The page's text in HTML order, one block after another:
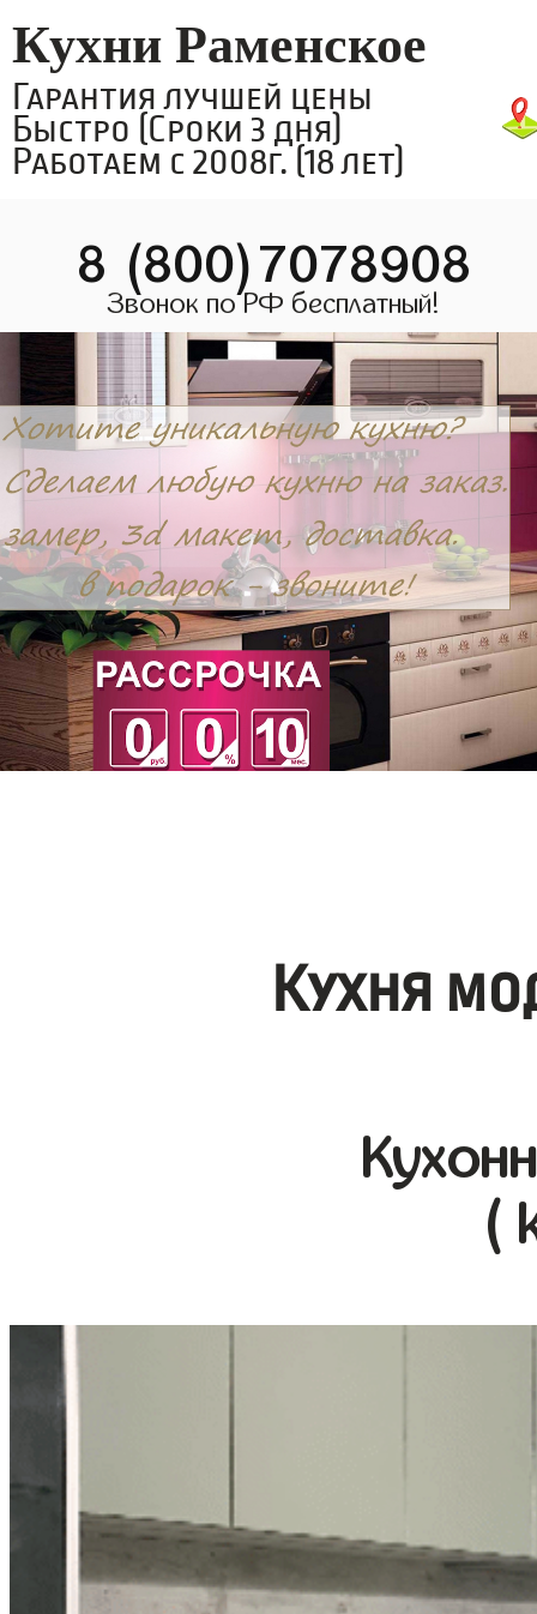
Кухни Раменское
Гарантия лучшей цены
Быстро (Сроки 3 дня)
Работаем с 2008г. (18 лет)
8 (800)7078908
Звонок по РФ бесплатный!
Кухня
(